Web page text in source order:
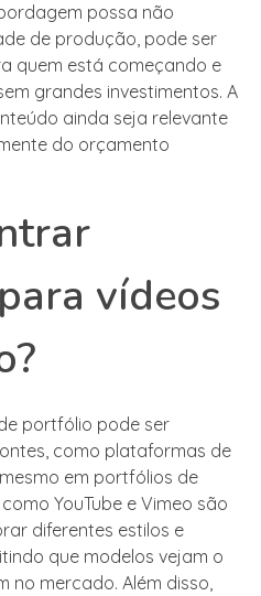
possa não
de produção, pode ser
quem está começando e
grandes investimentos. A
ainda seja relevante
do orçamento
vídeos
portfólio pode ser
como plataformas de
em portfólios de
YouTube e Vimeo são
diferentes estilos e
que modelos vejam o
no mercado. Além disso,